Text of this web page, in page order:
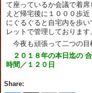
て座っているか会議で着
えど帰宅後に１０００歩
にぐるぐると自宅内を歩
レットで管理しております
今夜も頑張って二つの目
２０１８年の本日迄の
時間／１２０日
Share: